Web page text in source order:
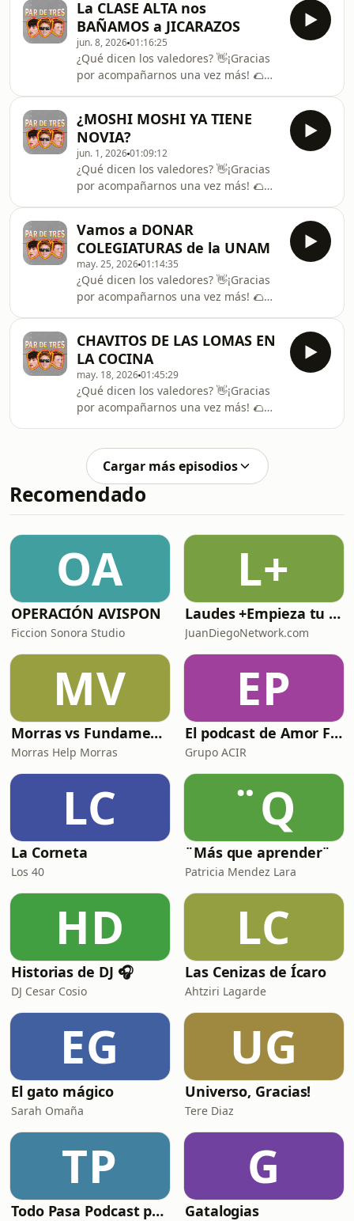
⁠⁠⁠⁠⁠⁠⁠⁠⁠⁠⁠⁠⁠⁠⁠⁠⁠⁠⁠⁠⁠⁠⁠⁠⁠⁠⁠⁠⁠⁠⁠⁠⁠⁠⁠⁠⁠⁠⁠⁠⁠⁠⁠⁠⁠⁠⁠⁠⁠⁠⁠⁠⁠@pardetres_m
La CLASE ALTA nos
BAÑAMOS a JICARAZOS
jun. 8, 202601:16:25
¿Qué dicen los valedores? 👋¡Gracias
por acompañarnos una vez más! 🌮
⁠⁠⁠⁠⁠⁠⁠⁠⁠⁠⁠⁠⁠⁠⁠⁠⁠⁠⁠⁠⁠⁠⁠⁠⁠⁠⁠⁠⁠⁠⁠⁠⁠⁠⁠⁠⁠⁠⁠⁠⁠⁠⁠⁠⁠⁠⁠⁠⁠⁠⁠⁠⁠@pardetres_m
¿MOSHI MOSHI YA TIENE
NOVIA?
jun. 1, 202601:09:12
¿Qué dicen los valedores? 👋¡Gracias
por acompañarnos una vez más! 🌮
⁠⁠⁠⁠⁠⁠⁠⁠⁠⁠⁠⁠⁠⁠⁠⁠⁠⁠⁠⁠⁠⁠⁠⁠⁠⁠⁠⁠⁠⁠⁠⁠⁠⁠⁠⁠⁠⁠⁠⁠⁠⁠⁠⁠⁠⁠⁠⁠⁠⁠⁠⁠⁠@pardetres_m
Vamos a DONAR
COLEGIATURAS de la UNAM
may. 25, 202601:14:35
¿Qué dicen los valedores? 👋¡Gracias
por acompañarnos una vez más! 🌮
⁠⁠⁠⁠⁠⁠⁠⁠⁠⁠⁠⁠⁠⁠⁠⁠⁠⁠⁠⁠⁠⁠⁠⁠⁠⁠⁠⁠⁠⁠⁠⁠⁠⁠⁠⁠⁠⁠⁠⁠⁠⁠⁠⁠⁠⁠⁠⁠⁠⁠⁠⁠⁠@pardetres_m
CHAVITOS DE LAS LOMAS EN
LA COCINA
may. 18, 202601:45:29
¿Qué dicen los valedores? 👋¡Gracias
por acompañarnos una vez más! 🌮
⁠⁠⁠⁠⁠⁠⁠⁠⁠⁠⁠⁠⁠⁠⁠⁠⁠⁠⁠⁠⁠⁠⁠⁠⁠⁠⁠⁠⁠⁠⁠⁠⁠⁠⁠⁠⁠⁠⁠⁠⁠⁠⁠⁠⁠⁠⁠⁠⁠⁠⁠⁠@pardetres_mx⁠⁠⁠⁠
Cargar más episodios
Recomendado
OA
OPERACIÓN AVISPON
Ficcion Sonora Studio
L+
Laudes +Empieza tu día en oración junto con toda la Iglesia+
JuanDiegoNetwork.com
MV
Morras vs Fundamentalismos
Morras Help Morras
EP
El podcast de Amor FM
Grupo ACIR
LC
La Corneta
Los 40
¨Q
¨Más que aprender¨
Patricia Mendez Lara
HD
Historias de DJ 🎧
DJ Cesar Cosio
LC
Las Cenizas de Ícaro
Ahtziri Lagarde
EG
El gato mágico
Sarah Omaña
UG
Universo, Gracias!
Tere Diaz
TP
Todo Pasa Podcast por Gisela Montoya
G
Gatalogias